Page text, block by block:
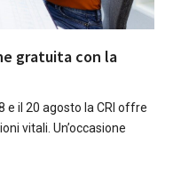
gratuita con la
e il 20 agosto la CRI offre
vitali. Un’occasione